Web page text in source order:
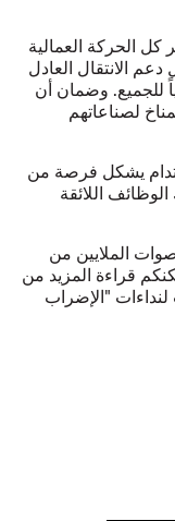
كل الحركة العمالية
دعم الانتقال العادل
للجميع. وضمان أن
لصناعاتهم
يشكل فرصة من
اللائقة
الملايين من
قراءة المزيد من
لنداءات "الإضراب